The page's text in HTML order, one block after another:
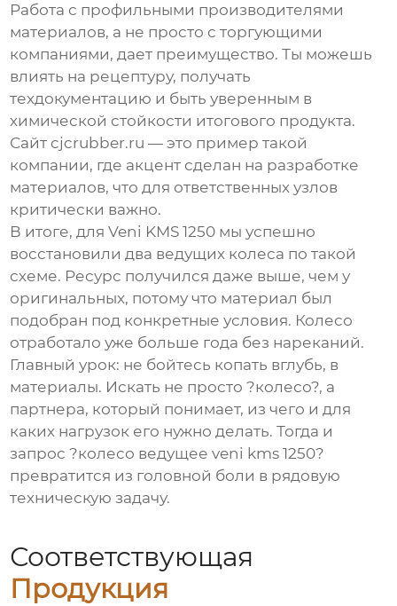
Работа с профильными производителями
материалов, а не просто с торгующими
компаниями, дает преимущество. Ты можешь
влиять на рецептуру, получать
техдокументацию и быть уверенным в
химической стойкости итогового продукта.
Сайтcjcrubber.ru — это пример такой
компании, где акцент сделан на разработке
материалов, что для ответственных узлов
критически важно.
В итоге, для Veni KMS 1250 мы успешно
восстановили два ведущих колеса по такой
схеме. Ресурс получился даже выше, чем у
оригинальных, потому что материал был
подобран под конкретные условия. Колесо
отработало уже больше года без нареканий.
Главный урок: не бойтесь копать вглубь, в
материалы. Искать не просто ?колесо?, а
партнера, который понимает, из чего и для
каких нагрузок его нужно делать. Тогда и
запрос ?колесо ведущее veni kms 1250?
превратится из головной боли в рядовую
техническую задачу.
Соответствующая
Продукция